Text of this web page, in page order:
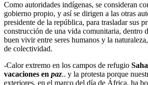
Como autoridades indígenas, se consideran
gobierno propio, y así se dirigen a las otras
presidente de la república, para trasladar sus
construcción de una vida comunitaria, dentro
buen vivir entre seres humanos y la
de colectividad.
-Calor extremo en los campos de refugio
vacaciones en paz.. y la protesta porque
exteriores, en el marco del día de África, ha